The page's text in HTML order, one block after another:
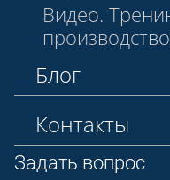
Видео.
Блог
Контакты
Задать вопрос